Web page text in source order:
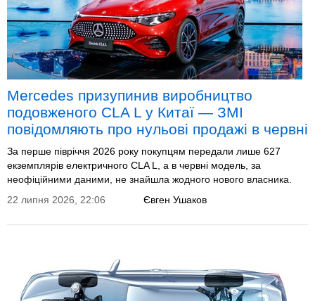
Mercedes призупинив виробництво
подовженого CLA L у Китаї — ЗМІ
повідомляють про нульові продажі в червні
За перше півріччя 2026 року покупцям передали лише 627
екземплярів електричного CLA L, а в червні модель, за
неофіційними даними, не знайшла жодного нового власника.
Євген Ушаков
22 липня 2026, 22:06